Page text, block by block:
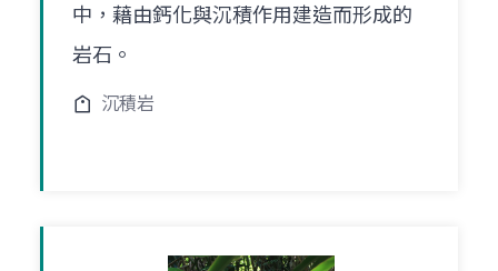
中，藉由鈣化與沉積作用建造而形成的
岩石。
沉積岩